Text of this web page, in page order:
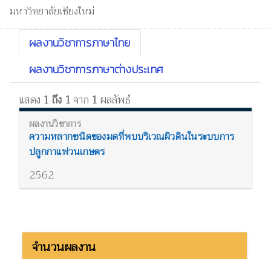
มหาวิทยาลัยเชียงใหม่
ผลงานวิชาการภาษาไทย
ผลงานวิชาการภาษาต่างประเทศ
แสดง 1 ถึง 1จาก 1 ผลลัพธ์
ความหลากชนิดของมดที่พบบริเวณผิวดินในระบบการ
ปลูกกาแฟวนเกษตร
2562
จำนวนผลงาน